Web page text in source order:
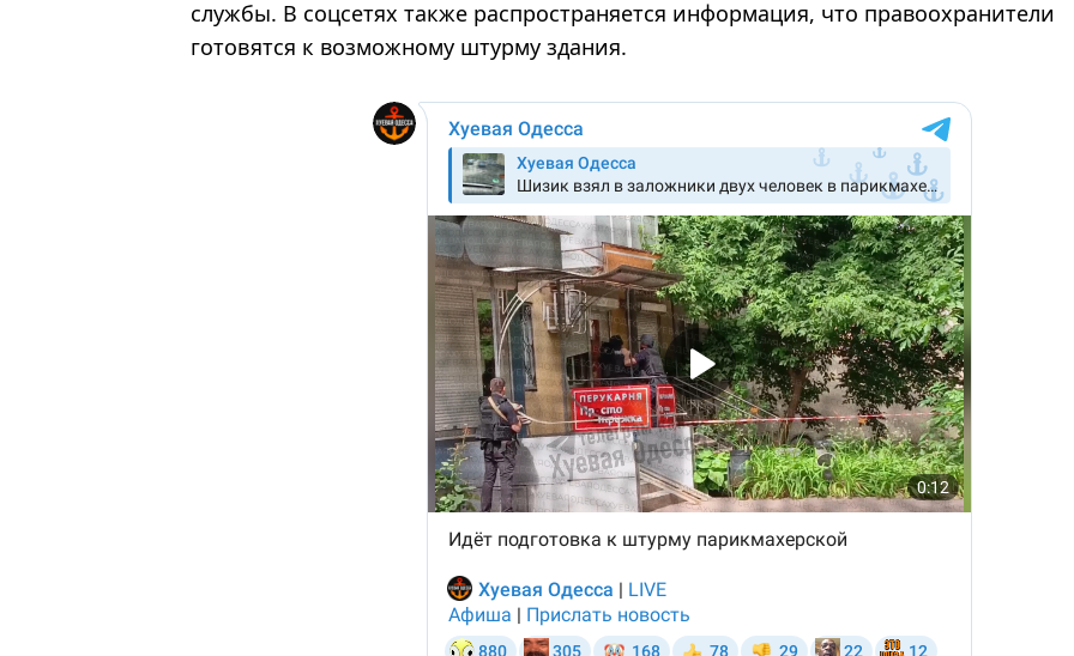
службы. В соцсетях также распространяется информация, что правоохранители
готовятся к возможному штурму здания.